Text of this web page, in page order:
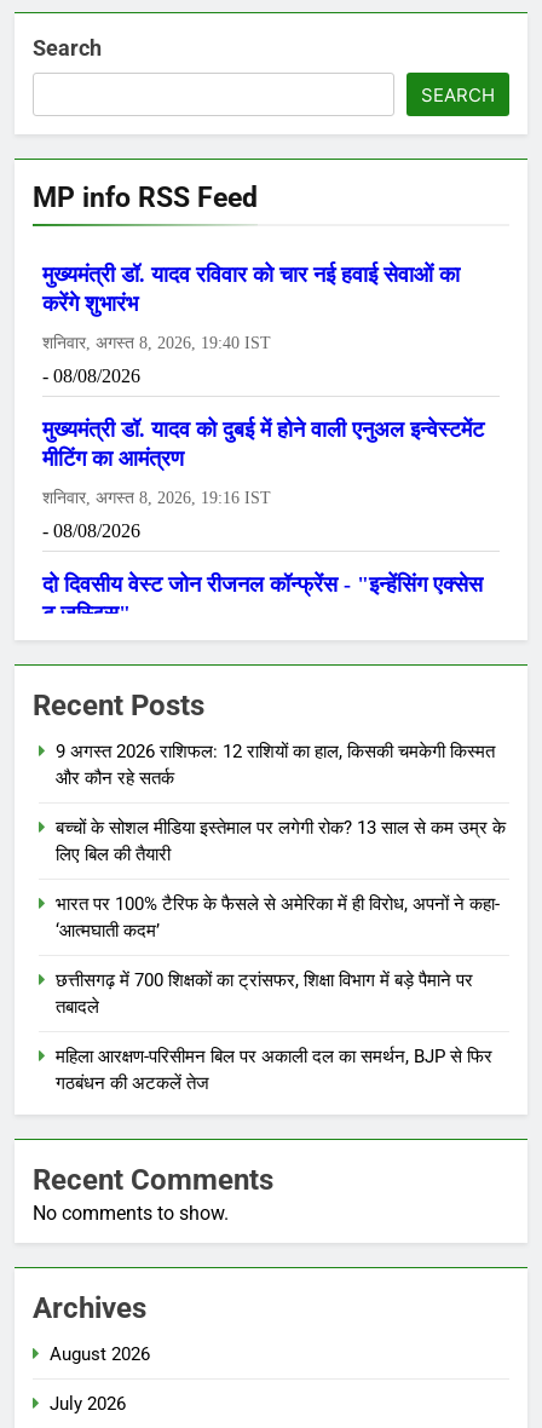
Search
SEARCH
MP info RSS Feed
Recent Posts
9 अगस्त 2026 राशिफल: 12 राशियों का हाल, किसकी चमकेगी किस्मत
और कौन रहे सतर्क
बच्चों के सोशल मीडिया इस्तेमाल पर लगेगी रोक? 13 साल से कम उम्र के
लिए बिल की तैयारी
भारत पर 100% टैरिफ के फैसले से अमेरिका में ही विरोध, अपनों ने कहा-
‘आत्मघाती कदम’
छत्तीसगढ़ में 700 शिक्षकों का ट्रांसफर, शिक्षा विभाग में बड़े पैमाने पर
तबादले
महिला आरक्षण-परिसीमन बिल पर अकाली दल का समर्थन, BJP से फिर
गठबंधन की अटकलें तेज
Recent Comments
No comments to show.
Archives
August 2026
July 2026